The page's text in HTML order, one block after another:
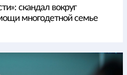
скандал вокруг
многодетной семье